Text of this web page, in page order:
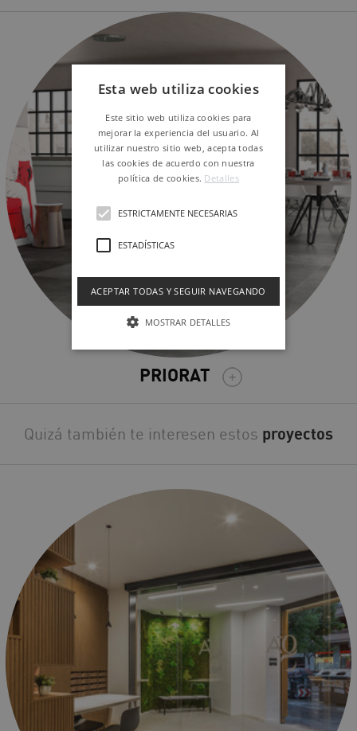
PRIORAT
Quizá también te interesen estos proyectos
Esta web utiliza cookies
Este sitio web utiliza cookies para
mejorar la experiencia del usuario. Al
utilizar nuestro sitio web, acepta todas
las cookies de acuerdo con nuestra
política de cookies. Detalles
ESTRICTAMENTE NECESARIAS
ESTADÍSTICAS
ACEPTAR TODAS Y SEGUIR NAVEGANDO
MOSTRAR DETALLES